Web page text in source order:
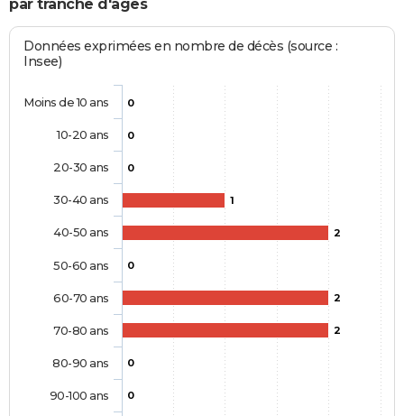
par tranche d'âges
Données exprimées en nombre de décès (source :
Insee)
0
0
0
1
2
0
2
2
0
0
Moins de 10 ans
10-20 ans
20-30 ans
30-40 ans
40-50 ans
50-60 ans
60-70 ans
70-80 ans
80-90 ans
90-100 ans